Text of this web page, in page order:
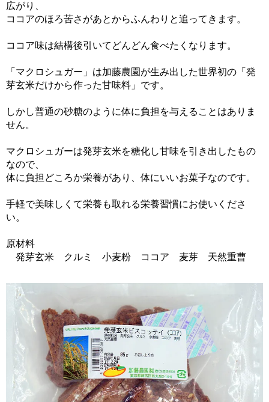
広がり、
ココアのほろ苦さがあとからふんわりと追ってきます。
ココア味は結構後引いてどんどん食べたくなります。
「マクロシュガー」は加藤農園が生み出した世界初の「発
芽玄米だけから作った甘味料」です。
しかし普通の砂糖のように体に負担を与えることはありま
せん。
マクロシュガーは発芽玄米を糖化し甘味を引き出したもの
なので、
体に負担どころか栄養があり、体にいいお菓子なのです。
手軽で美味しくて栄養も取れる栄養習慣にお使いくださ
い。
原材料
発芽玄米 クルミ 小麦粉 ココア 麦芽 天然重曹